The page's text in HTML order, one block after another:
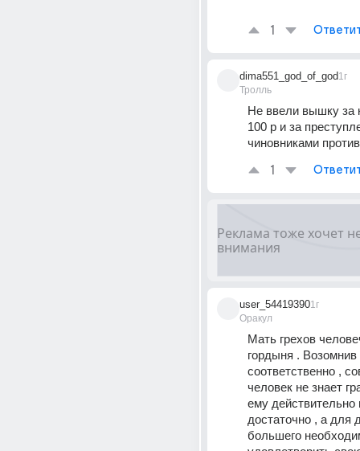
1
dima551_god_of_god
Тролль
1г
Не ввели вышку за
100 р и за
чиновниками
1
user_54419390
Оракул
1г
Мать грехов
гордыня .
соответственно ,
человек не знает
ему
достаточно , а для
большего